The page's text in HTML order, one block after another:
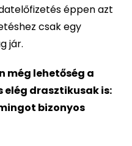
éppen azt
csak egy
jár.
még lehetőség a
drasztikusak is:
bizonyos